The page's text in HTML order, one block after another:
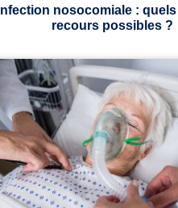
Infection nosocomiale :
recours possibles ?